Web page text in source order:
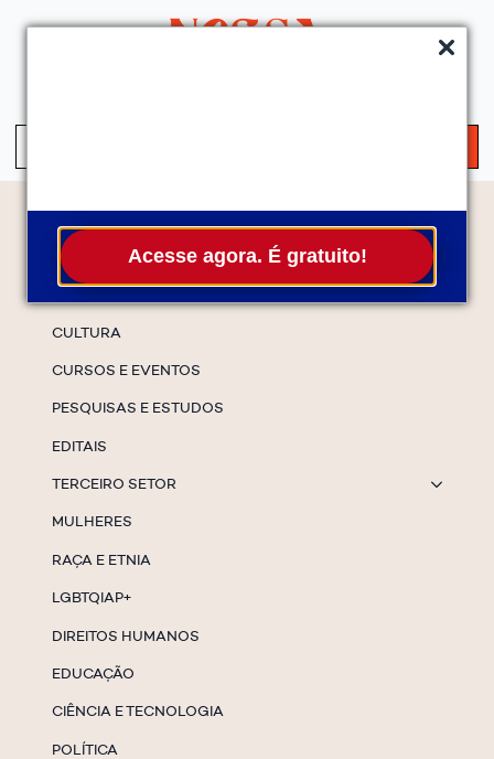
Acesse agora. É gratuito!
Temas
CULTURA
CURSOS E EVENTOS
PESQUISAS E ESTUDOS
EDITAIS
TERCEIRO SETOR
MULHERES
RAÇA E ETNIA
LGBTQIAP+
DIREITOS HUMANOS
EDUCAÇÃO
CIÊNCIA E TECNOLOGIA
POLÍTICA